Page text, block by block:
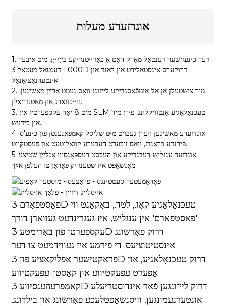
אונדזערע מעלות
1. דער כינעזישער דענטאַל מאַרק האָט אַ באַדייטנדיקע בייַזייַן, מיט איבער
1,000 דענטאַל מעטאַל 3D דרוקערס אינסטאַלירט אין לאַנד און
אינטערנאַציאָנאַל.
2. מיר צושטעלן אַן אַל-אומפֿאַסנדיקע לייזונג וואָס נעמט אַרײַן מאַשינען,
ווייכווארג און מאַטעריאַלן.
3. מיט 8 יאָר עקספּערטיז אין SLM טעכנאָלאָגיע אַנטוויקלונג, פירן מיר
אין כידעש.
4. אונדזערע מאשינען ווערן געבויט מיט שליסל קאמפאנענטן פון כינע'ס
פירנדע בראַנדז, וואָס זיכערט העכערע קוואַליטעט און פעסטקייט.
5. אונדזער ענגליש-רעדנדיקע און העכסט רעספּאָנסיוו אָנליין שטיצע
מאַנשאַפֿט איז שטענדיק פֿאַראַן צו העלפֿן אײַך.
פאַסטפאָרם 3D טעכנאָלאָגיע קאָו., לטד., באַקאַנט ווי
'פאַסטפאָרם' אין ענגליש, איז געגרינדעט געוואָרן דורך
עקספּערטן פון באַרימטע 3D דרוק פאָרשונג
אינסטיטוציעס. די פירמע איז געווידמעט צו דער
פּראַקטישער אַפּליקאַציע פון ​​3D דרוק טעכנאָלאָגיע, און
אָפערט עפֿעקטיווע און קאָסטן-עפֿעקטיווע
קאָמפּרעהענסיווע 3D דרוק לייזונגען פֿאַר אינדוסטריעלע
אונטערנעמונגען, וויסנשאַפטלעכע פאָרשונג און בילדונג.